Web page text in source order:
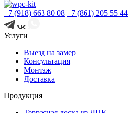
+7 (918) 663 80 08 +7 (861) 205 55 44
Услуги
Выезд на замер
Консультация
Монтаж
Доставка
Продукция